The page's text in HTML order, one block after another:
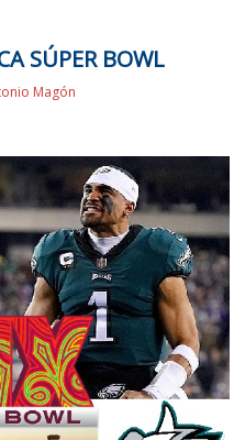
SÚPER BOWL
Magón